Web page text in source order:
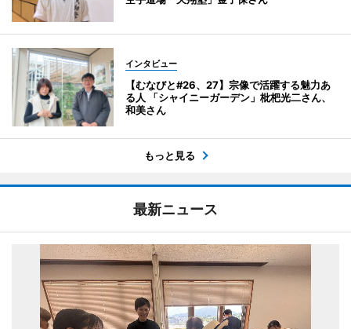
インタビュー
【むなびと#26、27】宗像で活躍する魅力あ
る人 「シャイニーガーデン」枇杷光二さん、
和美さん
もっと見る
最新ニュース